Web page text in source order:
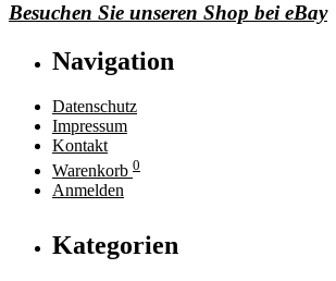
Besuchen Sie unseren Shop bei eBay
Navigation
Datenschutz
Impressum
Kontakt
Warenkorb 0
Anmelden
Kategorien